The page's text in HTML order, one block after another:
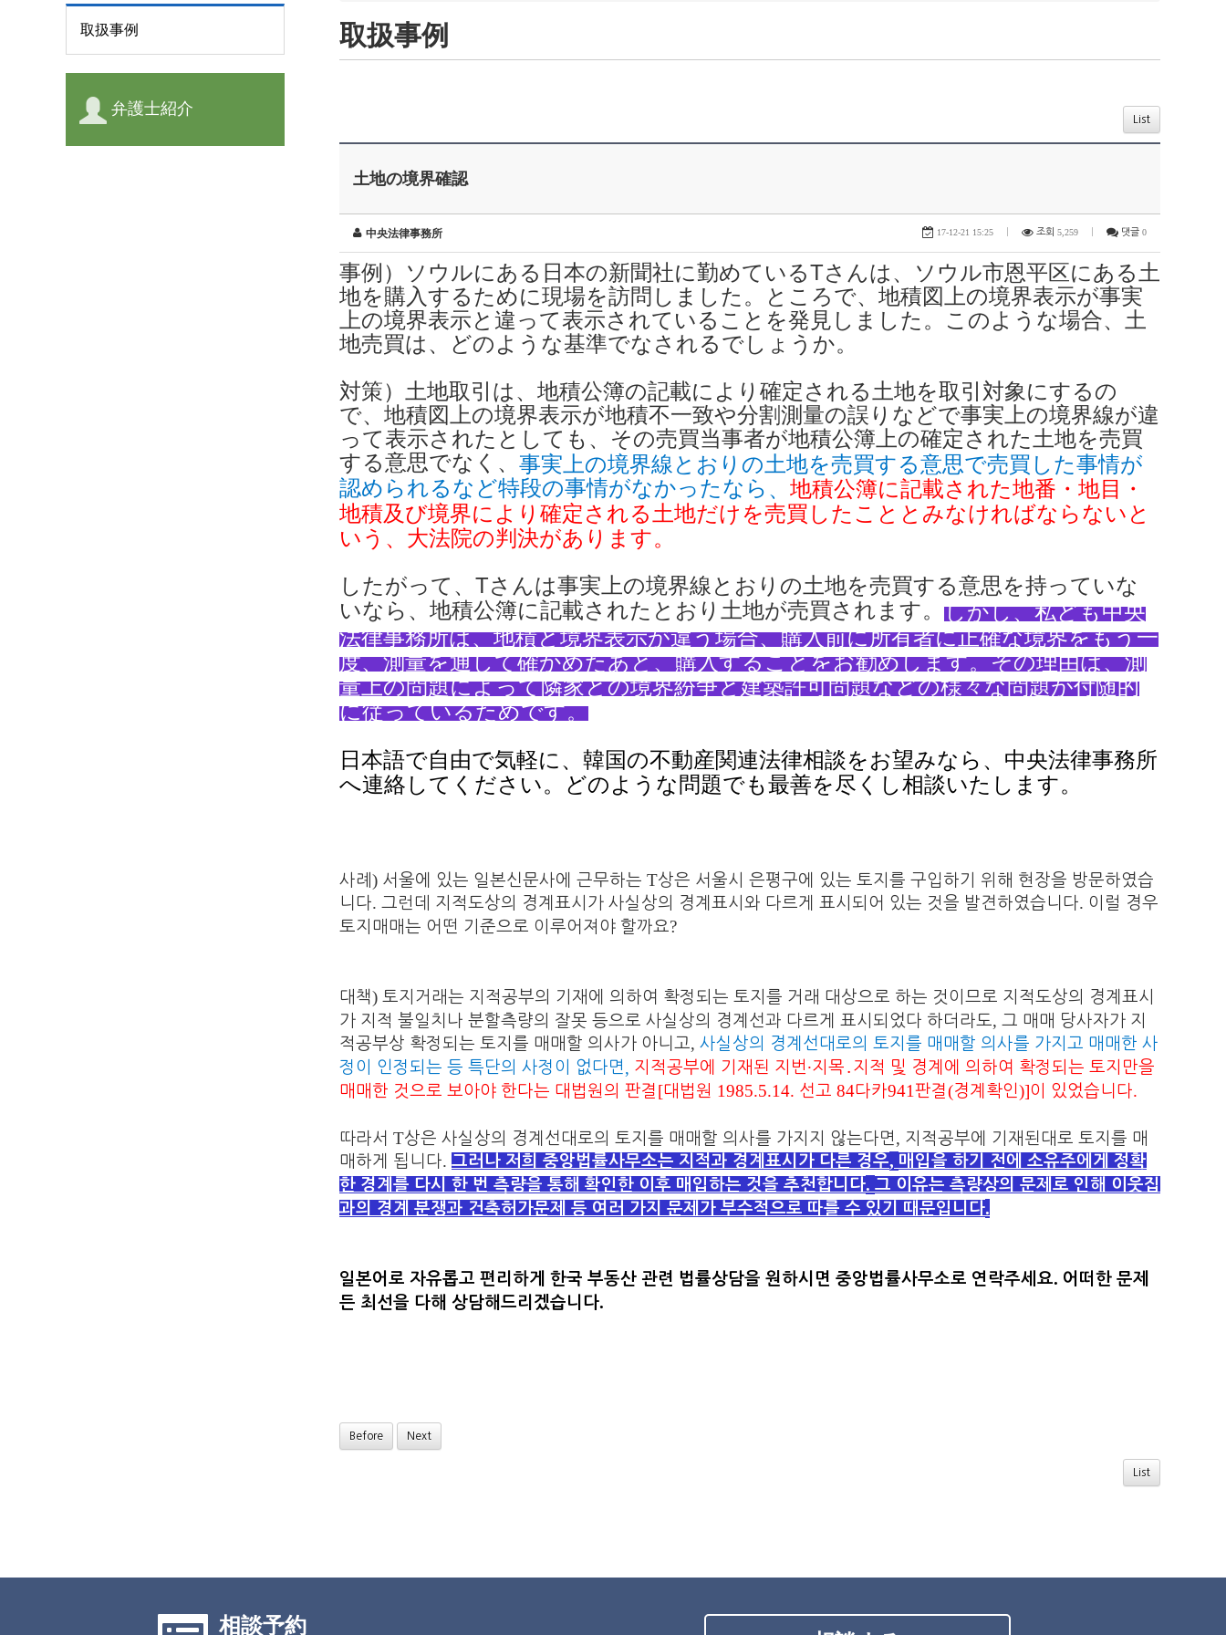
取扱事例
弁護士紹介
取扱事例
List
土地の境界確認
中央法律事務所 17-12-21 15:25 조회 5,259 댓글 0
事例）ソウルにある日本の新聞社に勤めているTさんは、ソウル市恩平区にある土
地を購入するために現場を訪問しました。ところで、地積図上の境界表示が事実
上の境界表示と違って表示されていることを発見しました。このような場合、土
地売買は、どのような基準でなされるでしょうか。
対策）土地取引は、地積公簿の記載により確定される土地を取引対象にするの
で、地積図上の境界表示が地積不一致や分割測量の誤りなどで事実上の境界線が違
って表示されたとしても、その売買当事者が地積公簿上の確定された土地を売買
する意思でなく、 事実上の境界線とおりの土地を売買する意思で売買した事情が
認められるなど特段の事情がなかったなら 、 地積公簿に記載された地番・地目・
地積及び境界により確定される土地だけを売買したこととみなければならないと
いう、大法院の判決があり ます。
したがって、Tさんは事実上の境界線とおりの土地を売買する意思を持っていな
いなら、地積公簿に記載されたとおり土地が売買されます。 しかし、私ども中央
法律事務所は、地積と境界表示が違う場合、購入前に所有者に正確な境界をもう一
度、測量を通して確かめたあと、購入することをお勧めします。その理由は、測
量上の問題によって隣家との境界紛争と建築許可問題などの様々な問題が付随的
に従っているためです。
日本語で自由で気軽に、韓国の不動産関連法律相談をお望みなら、中央法律事務所
へ連絡してください。どのような問題でも最善を尽くし相談いたします。
사례 ) 서울에 있는 일본신문사에 근무하는 T상은 서울시 은평구에 있는 토지를 구입하기 위해 현장을 방문하였습
니다. 그런데 지적도상의 경계표시가 사실상의 경계표시와 다르게 표시되어 있는 것을 발견하였습니다. 이럴 경우
토지매매는 어떤 기준으로 이루어져야 할까요?
대책) 토지거래는 지적공부의 기재에 의하여 확정되는 토지를 거래 대상으로 하는 것이므로 지적도상의 경계표시
가 지적 불일치나 분할측량의 잘못 등으로 사실상의 경계선과 다르게 표시되었다 하더라도, 그 매매 당사자가 지
적공부상 확정되는 토지를 매매할 의사가 아니고, 사실상의 경계선대로의 토지를 매매할 의사를 가지고 매매한 사
정이 인정되는 등 특단의 사정이 없다면 , 지적공부에 기재된 지번 ∙지목 지적 및 경계에 의하여 확정되는 토지만을
매매한 것으로 보아야 한다는 대법원의 판결 [대법원 1985.5.14. 선고 84다카941 판결(경계확인)]이 있었습니다.
따라서 T상은 사실상의 경계선대로의 토지를 매매할 의사를 가지지 않는다면 , 지적공부에 기재된대로 토지를 매
매하게 됩니다. 그러나 저희 중앙법률사무소는 지적과 경계표시가 다른 경우, 매입을 하기 전에 소유주에게 정확
한 경계를 다시 한 번 측량을 통해 확인한 이후 매입하는 것을 추천합니다. 그 이유는 측량상의 문제로 인해 이웃집
과의 경계 분쟁과 건축허가문제 등 여러 가지 문제가 부수적으로 따를 수 있기 때문입니다.
일본어로 자유롭고 편리하게 한국 부동산 관련 법률상담을 원하시면 중앙법률사무소로 연락주세요. 어떠한 문제
든 최선을 다해 상담해드리겠습니다.
Before Next
List
相談予約